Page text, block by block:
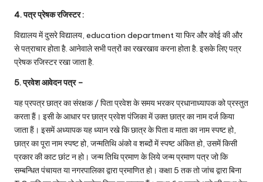
4. पत्र प्रेषक रजिस्टर :
विद्यालय में दुसरे विद्यालय, education department या फिर और कोई की और
से पत्राचार होता है. आनेवाले सभी पत्रों का रखरखाव करना होता है. इसके लिए पत्र
प्रेषक रजिस्टर रखा जाता है.
5. प्रवेश आवेदन पत्र –
यह प्रपत्र छात्र का संरक्षक / पिता प्रवेश के समय भरकर प्रधानाध्यापक को प्रस्तुत
करता हैं। इसी के आधार पर छात्र प्रवेश पंजिका में उक्त छात्र का नाम दर्ज किया
जाता हैं। इसमें अध्यापक यह ध्यान रखे कि छात्र के पिता व माता का नाम स्पष्ट हो,
छात्र का पूरा नाम स्पष्ट हो, जन्मतिथि अंको व शब्दों में स्पष्ट अंकित हो, उसमें किसी
प्रकार की काट छांट न हो। जन्म तिथि प्रमाण के लिये जन्म प्रमाण पत्र जो कि
सम्बन्धित पंचायत या नगरपालिका द्वारा प्रमाणित हो। कक्षा 5 तक तो जांच द्वारा बिना